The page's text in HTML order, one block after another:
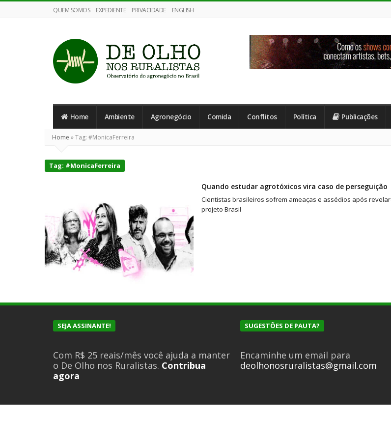
QUEM SOMOS EXPEDIENTE PRIVACIDADE ENGLISH
Olho
nos
Ruralistas
Home Ambiente Agronegócio Comida Conflitos Política Publicações
Home »Tag: #MonicaFerreira
Tag: #MonicaFerreira
Quando estudar agrotóxicos vira caso de perseguição
Cientistas brasileiros sofrem ameaças e assédios após
projeto Brasil
SEJA ASSINANTE!
Com R$ 25 reais/mês você ajuda a manter
o De Olho nos Ruralistas. Contribua
agora
SUGESTÕES DE PAUTA?
Encaminhe um email para
deolhonosruralistas@gmail.com